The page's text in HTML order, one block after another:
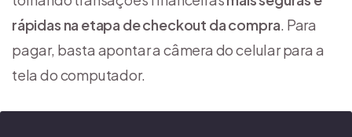
rápidas na etapa decheckout da compra. Para
pagar, basta apontar a câmera do celular para a
tela do computador.